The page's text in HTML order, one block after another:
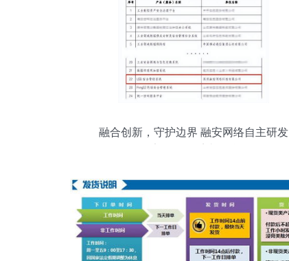
融合创新，守护边界 融安网络自主研发